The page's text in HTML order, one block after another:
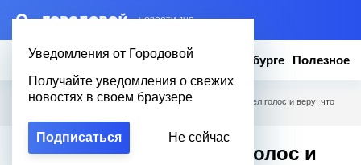
– НОВОСТИ ДНЯ
Уведомления от Городовой
Получайте уведомления о свежих
новостях в своем браузере
Подписаться Не сейчас
Новости Эксклюзив Вопросы о Петербурге Полезное
Городовой Новости Петербурга / Когда Петербург обрел голос и веру: что
Когда Петербург обрел голос и